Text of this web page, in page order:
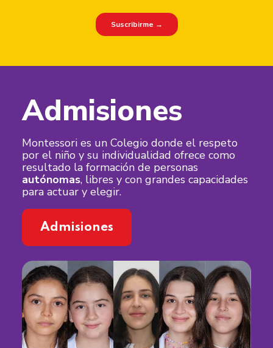
Admisiones
Montessori es un Colegio donde el respeto
por el niño y su individualidad ofrece como
resultado la formación de personas
autónomas, libres y con grandes capacidades
para actuar y elegir.
Admisiones